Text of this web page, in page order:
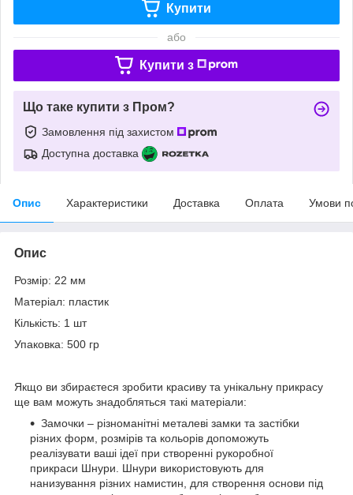
Купити
або
Купити з
Що таке купити з Пром?
Замовлення під захистом
Доступна доставка
Опис Характеристики Доставка Оплата Умови
Опис
Розмір: 22 мм
Матеріал: пластик
Кількість: 1 шт
Упаковка: 500 гр
Якщо ви збираєтеся зробити красиву та унікальну прикрасу
ще вам можуть знадобляться такі матеріали:
Замочки – різноманітні металеві замки та застібки
різних форм, розмірів та кольорів допоможуть
реалізувати ваші ідеї при створенні рукоробної
прикраси Шнури. Шнури використовують для
нанизування різних намистин, для створення основи під